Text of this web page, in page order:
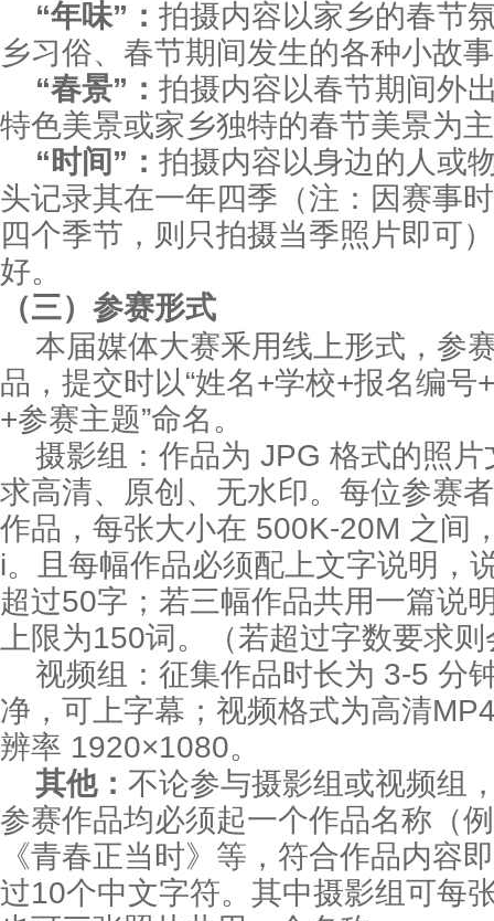
“年味”： 拍摄内容以家乡的春节
乡习俗、春节期间发生的各种小故
“春景”： 拍摄内容以春节期间外
特色美景或家乡独特的春节美景为
“时间”： 拍摄内容以身边的人或
头记录其在一年四季（注：因赛事
四个季节，则只拍摄当季照片即可
好。
（三）参赛形式
本届媒体大赛釆用线上形式，参
品，提交时以“姓名+学校+报名编号
+参赛主题”命名。
摄影组：作品为 JPG 格式的照
求高清、原创、无水印。每位参赛
作品，每张大小在 500K-20M 之间
i。且每幅作品必须配上文字说明，
超过50字；若三幅作品共用一篇说
上限为150词。（若超过字数要求
视频组：征集作品时长为 3-5 分
净，可上字幕；视频格式为高清
辨率 1920×1080。
其他： 不论参与摄影组或视频组
参赛作品均必须起一个作品名称（
《青春正当时》等，符合作品内容
过10个中文字符。其中摄影组可每